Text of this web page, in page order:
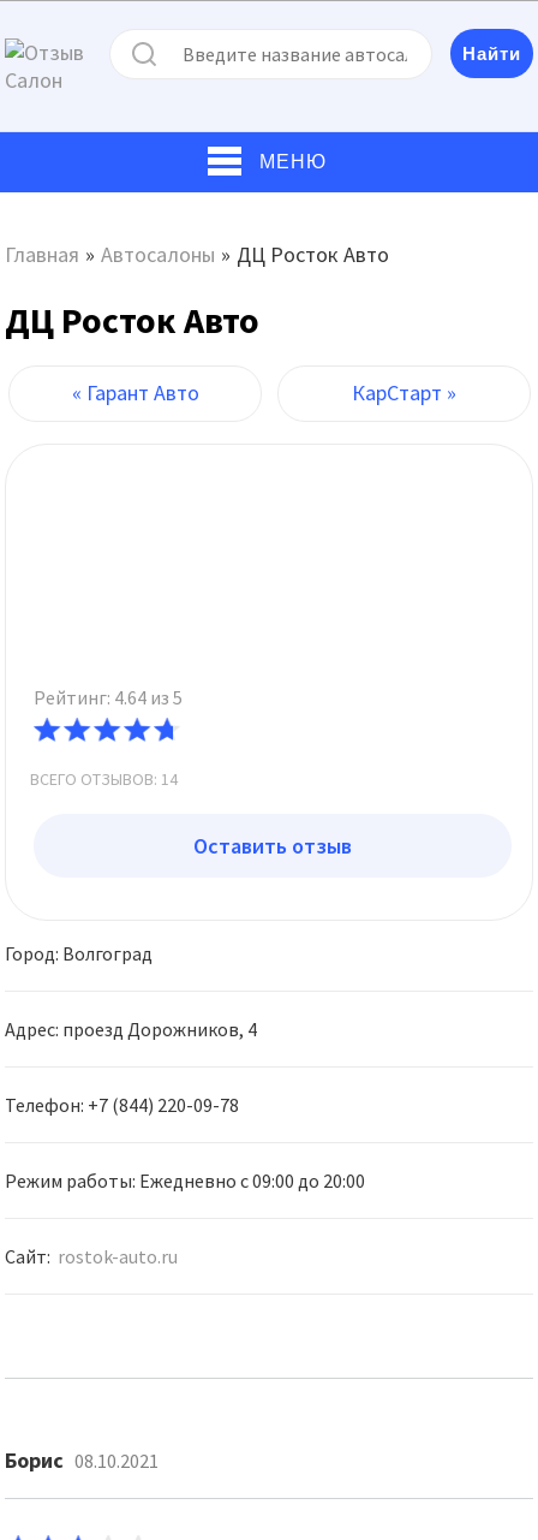
МЕНЮ
Главная » Автосалоны » ДЦ Росток Авто
ДЦ Росток Авто
« Гарант Авто КарСтарт »
Город: Волгоград
Адрес: проезд Дорожников, 4
Телефон: +7 (844) 220-09-78
Режим работы: Ежедневно с 09:00 до 20:00
Сайт: rostok-auto.ru
Рейтинг: 4.64 из 5
ВСЕГО ОТЗЫВОВ: 14
Оставить отзыв
Борис 08.10.2021